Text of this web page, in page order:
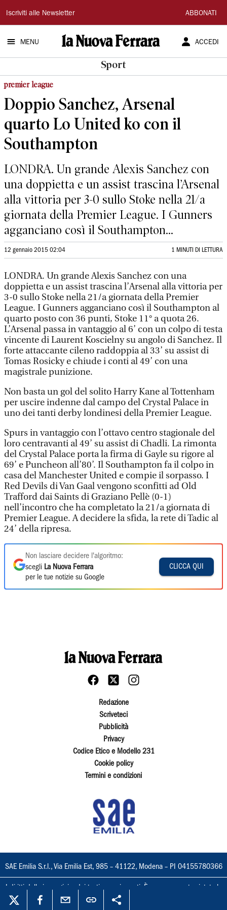
La
Nuova
Ferrara
Iscriviti alle Newsletter ABBONATI
MENU ACCEDI
Sport
premier league
Doppio Sanchez, Arsenal
quarto Lo United ko con il
Southampton
LONDRA. Un grande Alexis Sanchez con
una doppietta e un assist trascina l’Arsenal
alla vittoria per 3-0 sullo Stoke nella 21/a
giornata della Premier League. I Gunners
agganciano così il Southampton...
12 gennaio 2015 02:04 1 MINUTI DI LETTURA
LONDRA. Un grande Alexis Sanchez con una
doppietta e un assist trascina l’Arsenal alla vittoria per
3-0 sullo Stoke nella 21/a giornata della Premier
League. I Gunners agganciano così il Southampton al
quarto posto con 36 punti, Stoke 11° a quota 26.
L’Arsenal passa in vantaggio al 6’ con un colpo di testa
vincente di Laurent Koscielny su angolo di Sanchez. Il
forte attaccante cileno raddoppia al 33’ su assist di
Tomas Rosicky e chiude i conti al 49’ con una
magistrale punizione.
Non basta un gol del solito Harry Kane al Tottenham
per uscire indenne dal campo del Crystal Palace in
uno dei tanti derby londinesi della Premier League.
Spurs in vantaggio con l’ottavo centro stagionale del
loro centravanti al 49’ su assist di Chadli. La rimonta
del Crystal Palace porta la firma di Gayle su rigore al
69’ e Puncheon all’80’. Il Southampton fa il colpo in
casa del Manchester United e compie il sorpasso. I
Red Devils di Van Gaal vengono sconfitti ad Old
Trafford dai Saints di Graziano Pellè (0-1)
nell’incontro che ha completato la 21/a giornata di
Premier League. A decidere la sfida, la rete di Tadic al
24’ della ripresa.
Non lasciare decidere l'algoritmo:
scegli La Nuova Ferrara
per le tue notizie su Google
CLICCA QUI
Redazione
Scriveteci
Pubblicità
Privacy
Codice Etico e Modello 231
Cookie policy
Termini e condizioni
SAE Emilia S.r.l., Via Emilia Est, 985 – 41122, Modena – PI 04155780366
I diritti delle immagini e dei testi sono riservati. È espressamente vietata la
loro riproduzione con qualsiasi mezzo e l'adattamento totale o parziale.